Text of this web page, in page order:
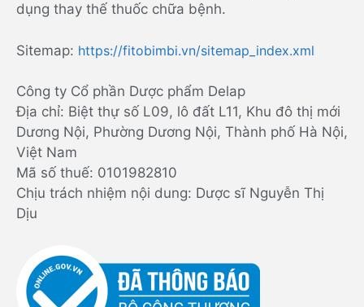
dụng thay thế thuốc chữa bệnh.
Sitemap: https://fitobimbi.vn/sitemap_index.xml
Công ty Cổ phần Dược phẩm Delap
Địa chỉ: Biệt thự số L09, lô đất L11, Khu đô thị mới
Dương Nội, Phường Dương Nội, Thành phố Hà Nội,
Việt Nam
Mã số thuế: 0101982810
Chịu trách nhiệm nội dung: Dược sĩ Nguyễn Thị
Dịu